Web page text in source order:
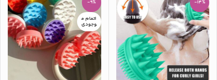
-14%
-9%
اتمام م
وجودی